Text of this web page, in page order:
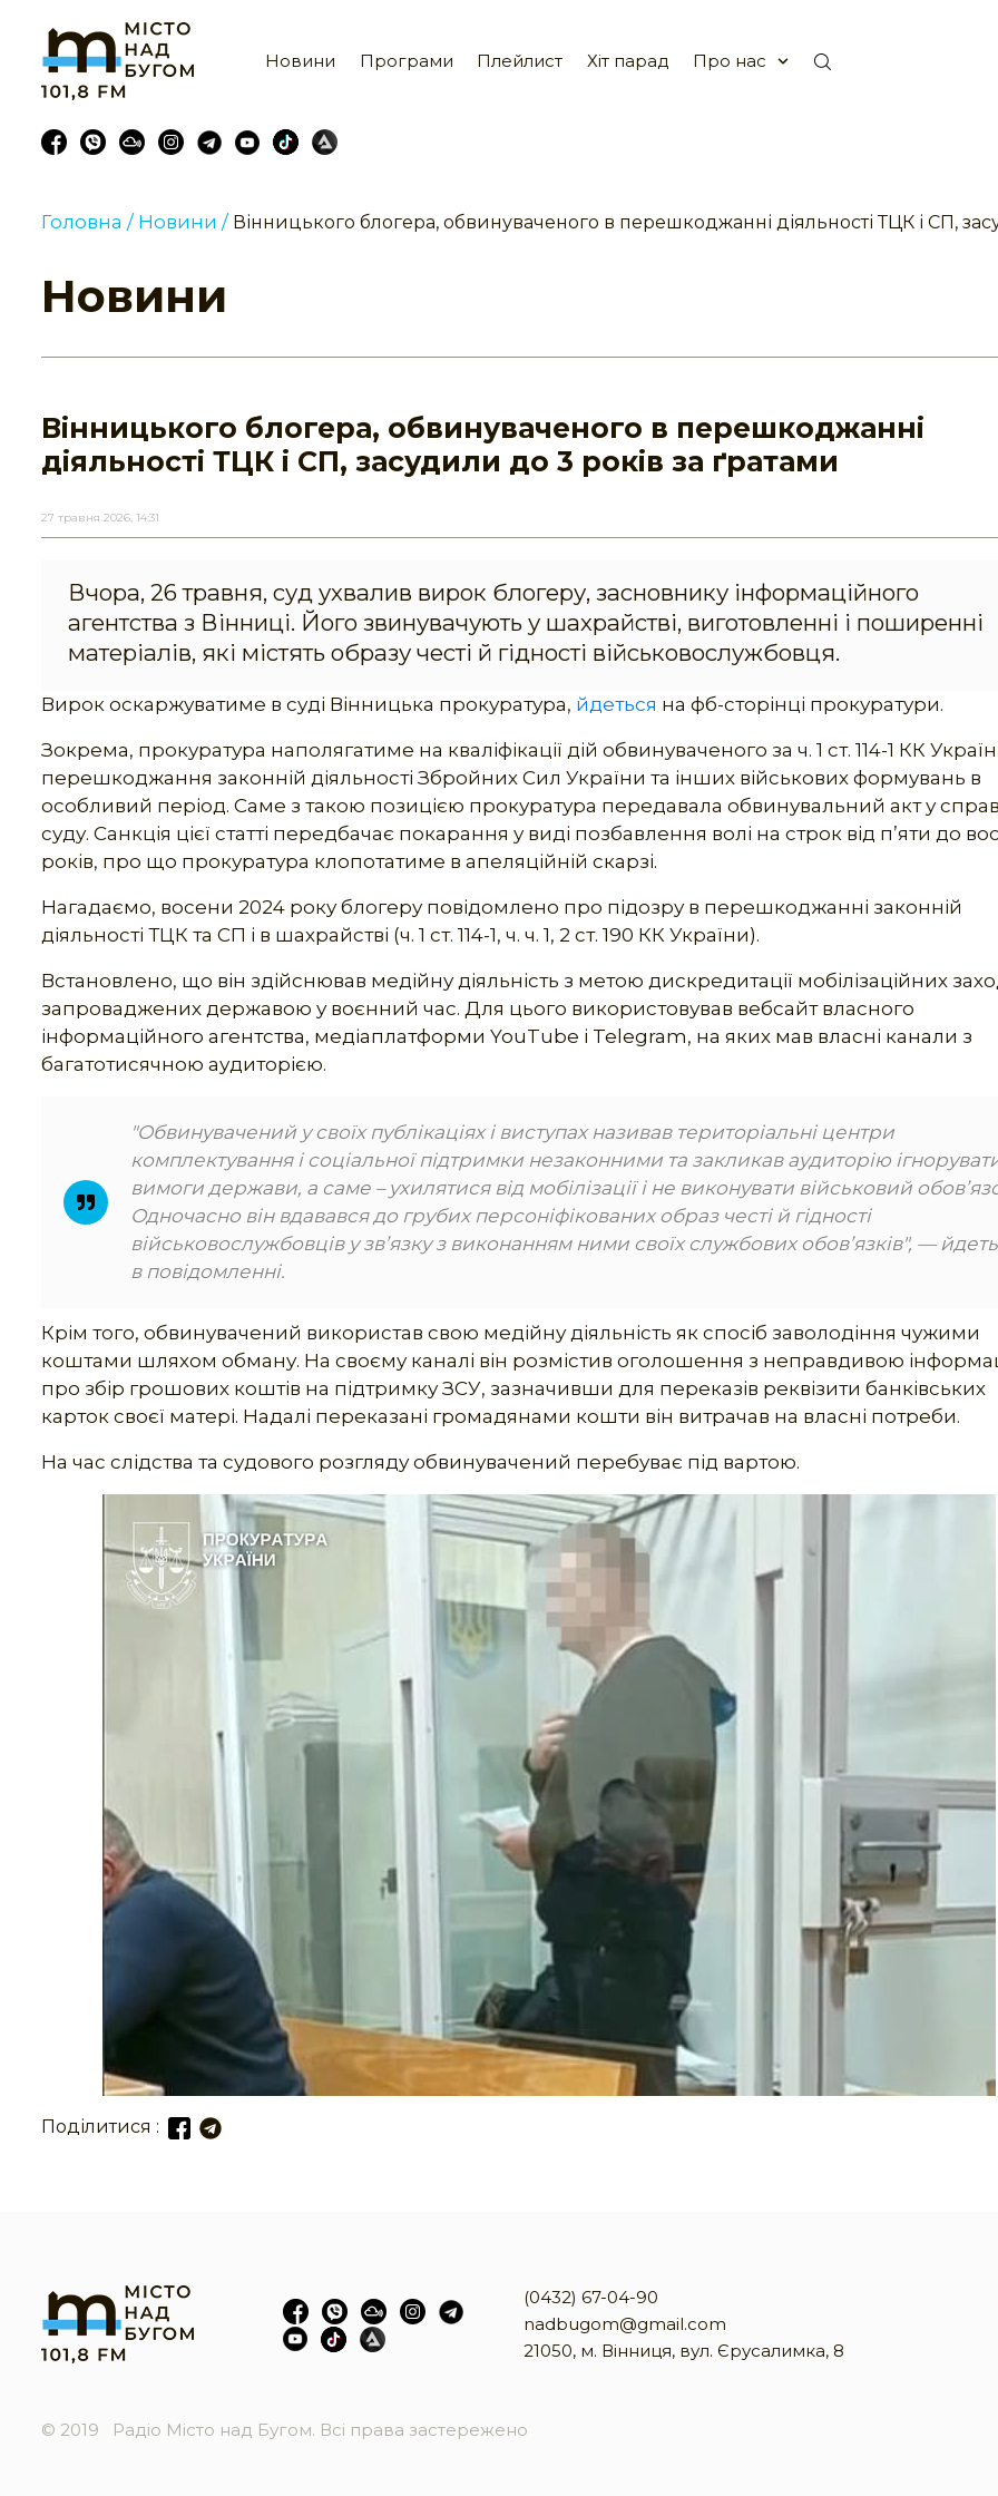
Новини Програми Плейлист Хіт парад Про нас
Головна / Новини / Вінницького блогера, обвинуваченого в перешкоджанні діяльності ТЦК і СП,
Новини
Вінницького блогера, обвинуваченого в перешкоджанні
діяльності ТЦК і СП, засудили до 3 років за ґратами
27 травня 2026, 14:31
Вчора, 26 травня, суд ухвалив вирок блогеру, засновнику інформаційного
агентства з Вінниці. Його звинувачують у шахрайстві, виготовленні і поширенні
матеріалів, які містять образу честі й гідності військовослужбовця.
Вирок оскаржуватиме в суді Вінницька прокуратура, йдеться на фб-сторінці прокуратури.
Зокрема, прокуратура наполягатиме на кваліфікації дій обвинуваченого за ч. 1 ст. 114-1 КК
перешкоджання законній діяльності Збройних Сил України та інших військових формувань в
особливий період. Саме з такою позицією прокуратура передавала обвинувальний акт у
суду. Санкція цієї статті передбачає покарання у виді позбавлення волі на строк від п’яти до
років, про що прокуратура клопотатиме в апеляційній скарзі.
Нагадаємо, восени 2024 року блогеру повідомлено про підозру в перешкоджанні законній
діяльності ТЦК та СП і в шахрайстві (ч. 1 ст. 114-1, ч. ч. 1, 2 ст. 190 КК України).
Встановлено, що він здійснював медійну діяльність з метою дискредитації мобілізаційних
запроваджених державою у воєнний час. Для цього використовував вебсайт власного
інформаційного агентства, медіаплатформи YouTube і Telegram, на яких мав власні канали з
багатотисячною аудиторією.
"Обвинувачений у своїх публікаціях і виступах називав територіальні центри
комплектування і соціальної підтримки незаконними та закликав аудиторію
вимоги держави, а саме – ухилятися від мобілізації і не виконувати військовий
Одночасно він вдавався до грубих персоніфікованих образ честі й гідності
військовослужбовців у зв’язку з виконанням ними своїх службових обов’язків", —
в повідомленні.
Крім того, обвинувачений використав свою медійну діяльність як спосіб заволодіння чужими
коштами шляхом обману. На своєму каналі він розмістив оголошення з неправдивою
про збір грошових коштів на підтримку ЗСУ, зазначивши для переказів реквізити банківських
карток своєї матері. Надалі переказані громадянами кошти він витрачав на власні потреби.
На час слідства та судового розгляду обвинувачений перебуває під вартою.
Поділитися :
(0432) 67-04-90
nadbugom@gmail.com
21050, м. Вінниця, вул. Єрусалимка, 8
© 2019 Радіо Місто над Бугом. Всі права застережено